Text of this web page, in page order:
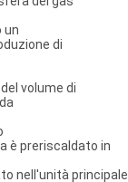
un
di
volume di
è preriscaldato in
nell'unità